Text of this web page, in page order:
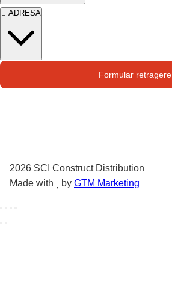
ADRESA
Formular retragere
2026 SCI Construct Distribution
Made with
by GTM Marketing